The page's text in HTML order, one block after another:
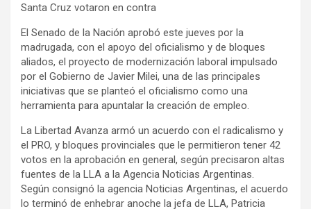
Santa Cruz votaron en contra
El Senado de la Nación aprobó este jueves por la
madrugada, con el apoyo del oficialismo y de bloques
aliados, el proyecto de modernización laboral impulsado
por el Gobierno de Javier Milei, una de las principales
iniciativas que se planteó el oficialismo como una
herramienta para apuntalar la creación de empleo.
La Libertad Avanza armó un acuerdo con el radicalismo y
el PRO, y bloques provinciales que le permitieron tener 42
votos en la aprobación en general, según precisaron altas
fuentes de la LLA a la Agencia Noticias Argentinas.
Según consignó la agencia Noticias Argentinas, el acuerdo
lo terminó de enhebrar anoche la jefa de LLA, Patricia